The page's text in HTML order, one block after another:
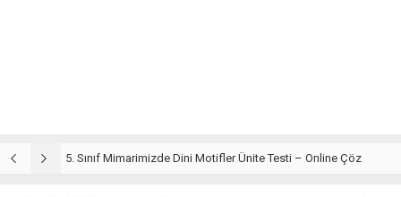
5. Sınıf Mimarimizde Dini Motifler Ünite Testi – Online Çöz